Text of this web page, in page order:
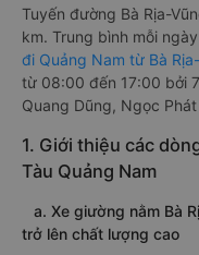
Tuyến đường Bà Rịa-
km. Trung bình mỗi
đi Quảng Nam từ Bà
từ 08:00 đến 17:00 bởi
Quang Dũng, Ngọc
1. Giới thiệu các
Tàu Quảng Nam
a. Xe giường nằm Bà
trở lên chất lượng cao